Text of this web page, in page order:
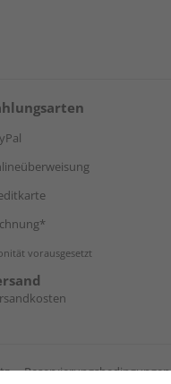
vorausgesetzt
Reservierungsbedingungen